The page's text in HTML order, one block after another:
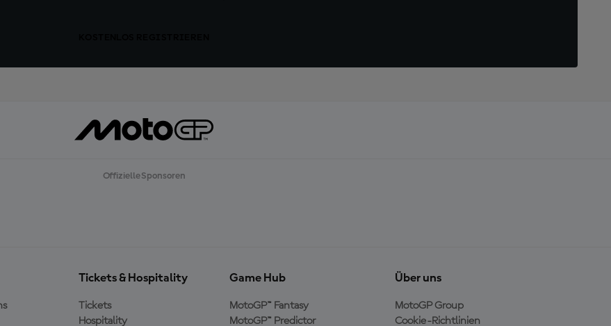
Offizielle Sponsoren
Tickets & Hospitality
Tickets
Hospitality
Game Hub
MotoGP™ Fantasy
MotoGP™ Predictor
Über uns
MotoGP Group
Cookie-Richtlinien